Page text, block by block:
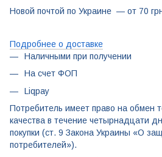
Новой почтой по Украине — от 70
Подробнее о доставке
Наличными при получении
На счет ФОП
Liqpay
Потребитель имеет право на обмен
качества в течение четырнадцати
покупки (ст. 9 Закона Украины «О
потребителей»).